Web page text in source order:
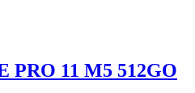
PRO 11 M5 512GO